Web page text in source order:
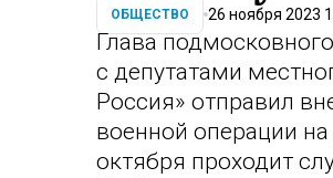
ОБЩЕСТВО 26 ноября 2023
Глава
с депутатами
Россия» отправил
военной операции
октября проходит